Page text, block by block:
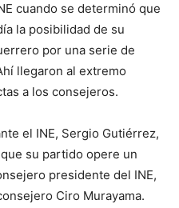
cuando se determinó que
la posibilidad de su
por una serie de
llegaron al extremo
a los consejeros.
el INE, Sergio Gutiérrez,
su partido opere un
presidente del INE,
Ciro Murayama.